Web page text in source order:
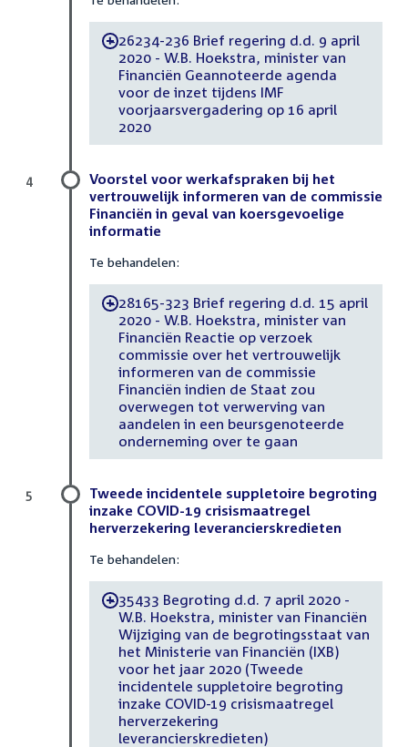
-26234-236 Brief regering d.d. 9 april
2020 - W.B. Hoekstra, minister van
Financiën Geannoteerde agenda
voor de inzet tijdens IMF
voorjaarsvergadering op 16 april
2020
Voorstel voor werkafspraken bij het
vertrouwelijk informeren van de commissie
Financiën in geval van koersgevoelige
informatie
Te behandelen:
-28165-323 Brief regering d.d. 15 april
2020 - W.B. Hoekstra, minister van
Financiën Reactie op verzoek
commissie over het vertrouwelijk
informeren van de commissie
Financiën indien de Staat zou
overwegen tot verwerving van
aandelen in een beursgenoteerde
onderneming over te gaan
4
Tweede incidentele suppletoire begroting
inzake COVID-19 crisismaatregel
herverzekering leverancierskredieten
Te behandelen:
-35433 Begroting d.d. 7 april 2020 -
W.B. Hoekstra, minister van Financiën
Wijziging van de begrotingsstaat van
het Ministerie van Financiën (IXB)
voor het jaar 2020 (Tweede
incidentele suppletoire begroting
inzake COVID-19 crisismaatregel
herverzekering
leverancierskredieten)
5